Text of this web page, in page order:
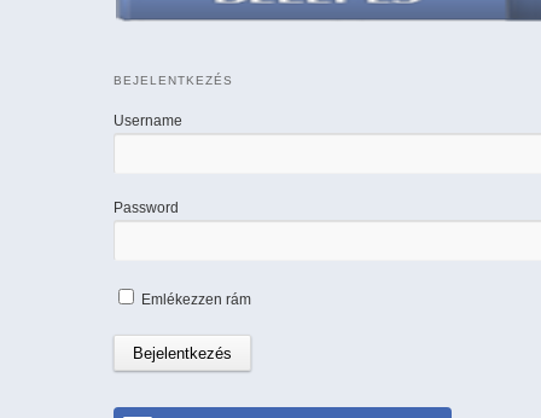
BEJELENTKEZÉS
Username
Password
Emlékezzen rám